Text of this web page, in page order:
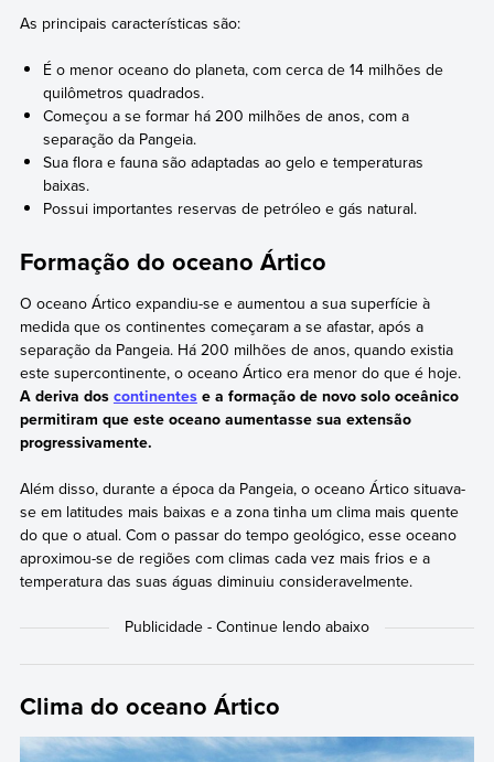
As principais características são:
É o menor oceano do planeta, com cerca de 14 milhões de
quilômetros quadrados.
Começou a se formar há 200 milhões de anos, com a
separação da Pangeia.
Sua flora e fauna são adaptadas ao gelo e temperaturas
baixas.
Possui importantes reservas de petróleo e gás natural.
Formação do oceano Ártico
O oceano Ártico expandiu-se e aumentou a sua superfície à
medida que os continentes começaram a se afastar, após a
separação da Pangeia. Há 200 milhões de anos, quando existia
este supercontinente, o oceano Ártico era menor do que é hoje.
A deriva dos continentese a formação de novo solo oceânico
permitiram que este oceano aumentasse sua extensão
progressivamente.
Além disso, durante a época da Pangeia, o oceano Ártico situava-
se em latitudes mais baixas e a zona tinha um clima mais quente
do que o atual. Com o passar do tempo geológico, esse oceano
aproximou-se de regiões com climas cada vez mais frios e a
temperatura das suas águas diminuiu consideravelmente.
Clima do oceano Ártico